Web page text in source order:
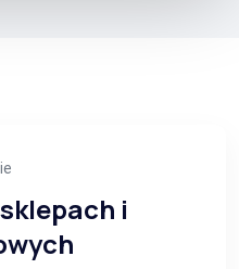
i